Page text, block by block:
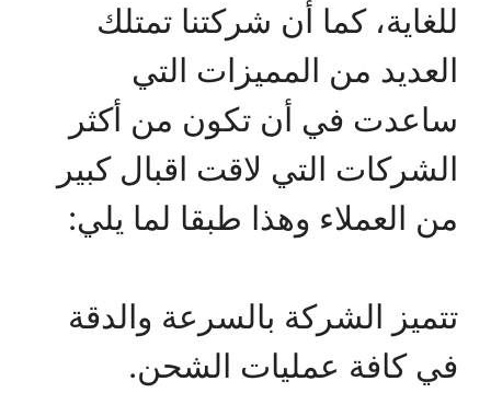
للغاية، كما أن شركتنا تمتلك
العديد من المميزات التي
ساعدت في أن تكون من أكثر
الشركات التي لاقت اقبال كبير
من العملاء وهذا طبقا لما يلي:
تتميز الشركة بالسرعة والدقة
في كافة عمليات الشحن.